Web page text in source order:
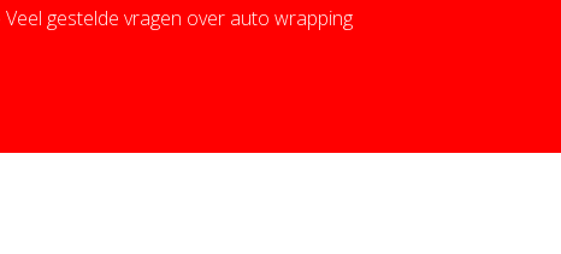
Veel gestelde vragen over auto wrapping